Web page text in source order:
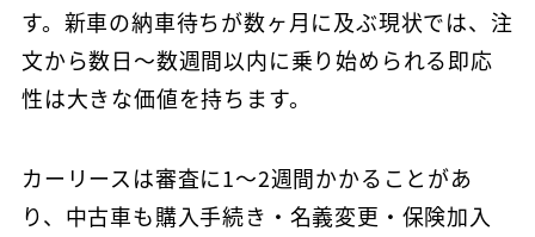
す。新車の納車待ちが数ヶ月に及ぶ現状では、注
文から数日〜数週間以内に乗り始められる即応
性は大きな価値を持ちます。
カーリースは審査に1〜2週間かかることがあ
り、中古車も購入手続き・名義変更・保険加入